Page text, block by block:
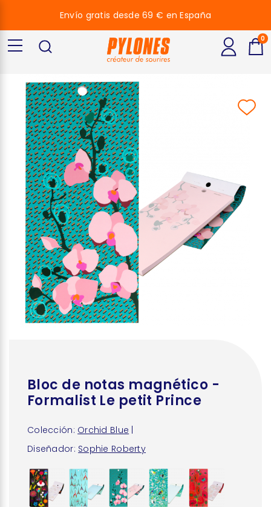
Bloc de notas magnético -
Formalist Le petit Prince
Colección: Orchid Blue
Diseñador: Sophie Roberty
Envío gratis desde 69 € en España
0